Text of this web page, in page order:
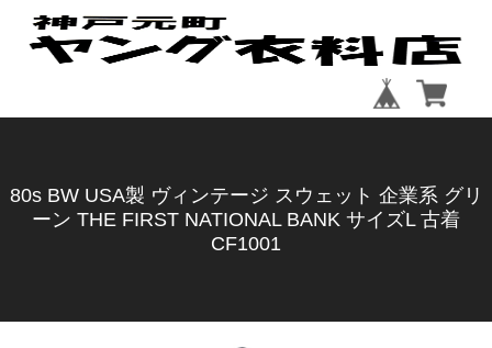
80s BW USA製 ヴィンテージ スウェット 企業系 グリ
ーン THE FIRST NATIONAL BANK サイズL 古着
CF1001